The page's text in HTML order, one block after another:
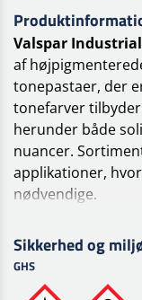
Valspar Industrial
af
tonepastaer, der
tonefarver
herunder både
nuancer.
applikationer,
nødvendige.
Valspar
brugervenligt
effektiv
Sikkerhed og
GHS